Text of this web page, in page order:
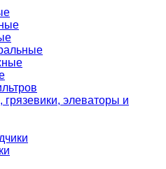
грязевики, элеваторы и